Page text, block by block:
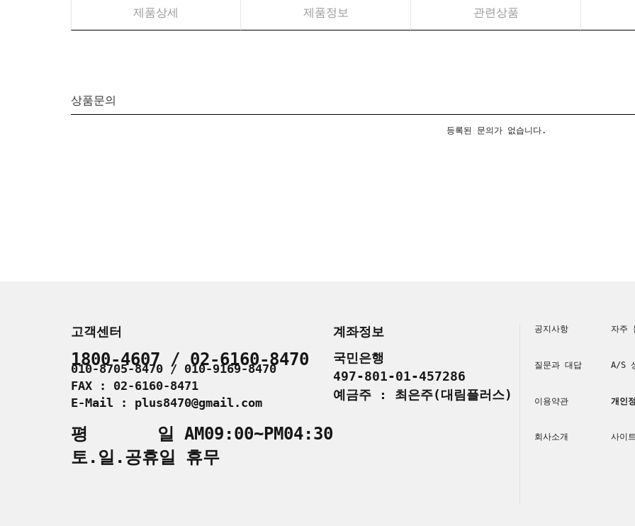
제품상세 제품정보 관련상품
상품문의
등록된 문의가 없습니다.
고객센터
1800-4607 / 02-6160-8470
010-8705-8470 / 010-9169-8470
FAX : 02-6160-8471
E-Mail : plus8470@gmail.com
평 일 AM09:00~PM04:30
토.일.공휴일 휴무
계좌정보
국민은행
497-801-01-457286
예금주 : 최은주(대림플러스)
공지사항 자주
질문과 대답 A/S
이용약관 개인
회사소개 사이